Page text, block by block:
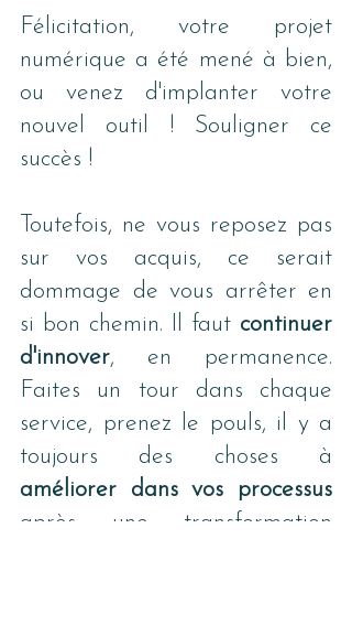
Félicitation, votre projet
numérique a été mené à bien,
ou venez d'implanter votre
nouvel outil ! Souligner ce
succès !
Toutefois, ne vous reposez pas
sur vos acquis, ce serait
dommage de vous arrêter en
si bon chemin. Il faut continuer
d'innover, en permanence.
Faites un tour dans chaque
service, prenez le pouls, il y a
améliorer dans vos processus
après une transformation